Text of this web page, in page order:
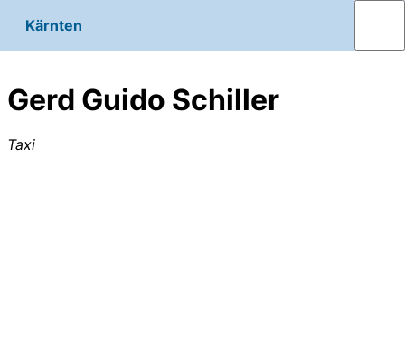
Kärnten
Gerd Guido Schiller
Taxi